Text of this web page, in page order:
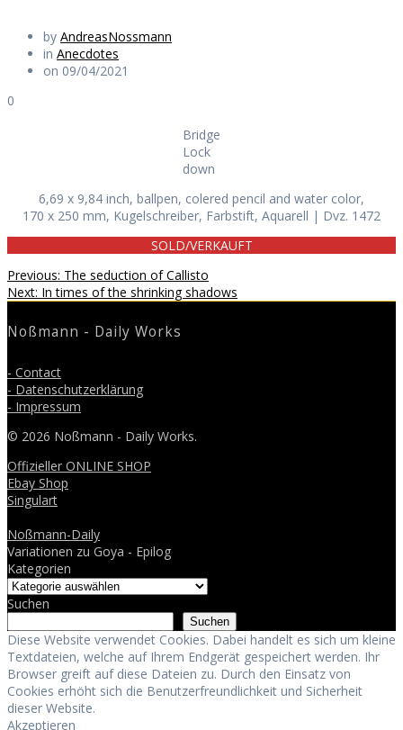
by AndreasNossmann
in Anecdotes
on 09/04/2021
0
Bridge
Lock
down
6,69 x 9,84 inch, ballpen, colered pencil and water color,
170 x 250 mm, Kugelschreiber, Farbstift, Aquarell | Dvz. 1472
SOLD/VERKAUFT
Beitragsnavigation
Previous: Previous
post:
The seduction of Callisto
Next: Next
In times of the shrinking shadows
Noßmann - Daily Works
- Contact
- Datenschutzerklärung
- Impressum
© 2026 Noßmann - Daily Works.
Offizieller ONLINE SHOP
Ebay Shop
Singulart
Noßmann-Daily
Variationen zu Goya - Epilog
Kategorien
Suchen
Suchen
Diese Website verwendet Cookies. Dabei handelt es sich um kleine
Textdateien, welche auf Ihrem Endgerät gespeichert werden. Ihr
Browser greift auf diese Dateien zu. Durch den Einsatz von
Cookies erhöht sich die Benutzerfreundlichkeit und Sicherheit
dieser Website.
Akzeptieren